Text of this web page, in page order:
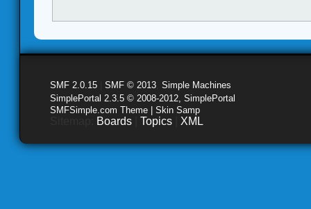
SMF 2.0.15 SMF © 2013 Simple Machines
SimplePortal 2.3.5 © 2008-2012, SimplePortal
SMFSimple.com Theme | Skin Samp
Boards Topics XML